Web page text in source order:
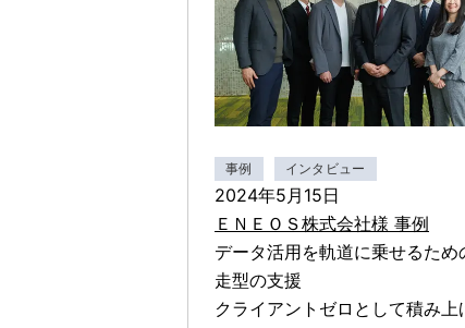
事例 インタビュー
2024年5月15日
ＥＮＥＯＳ株式会社様 事例
データ活用を軌道に乗せるため
走型の支援
クライアントゼロとして積み上